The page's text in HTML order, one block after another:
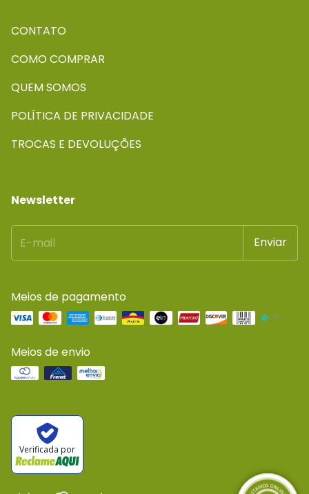
CONTATO
COMO COMPRAR
QUEM SOMOS
POLÍTICA DE PRIVACIDADE
TROCAS E DEVOLUÇÕES
Newsletter
Meios de pagamento
Meios de envio
Verificada por